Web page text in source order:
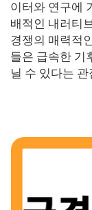
이터와 연구에
배적인 내러티
경쟁의 매력적
들은 급속한 기
닐 수 있다는